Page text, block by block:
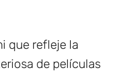
que refleje la
de películas